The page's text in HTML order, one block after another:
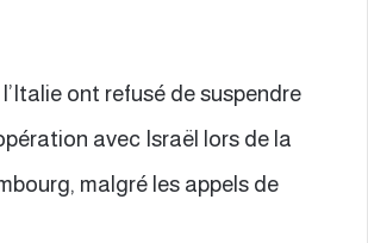
l’Italie ont refusé de suspendre
avec Israël lors de la
malgré les appels de